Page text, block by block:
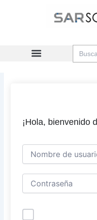
Buscar:
¡Hola, bienvenido